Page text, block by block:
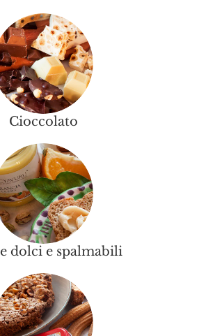
Cioccolato
dolci e spalmabili